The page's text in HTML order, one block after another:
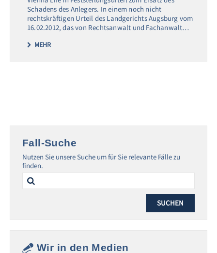
Schadens des Anlegers. In einem noch nicht
rechtskräftigen Urteil des Landgerichts Augsburg vom
16.02.2012, das von Rechtsanwalt und Fachanwalt…
MEHR
Fall-Suche
Nutzen Sie unsere Suche um für Sie relevante Fälle zu
finden.
Search
for:
Wir in den Medien